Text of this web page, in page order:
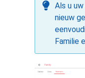
Als u
nieuw
Familie